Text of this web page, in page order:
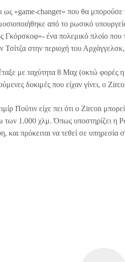
«game-changer» που θα μπορούσε
από το ρωσικό
Γκόρσκοφ»- ένα πολεμικό πλοίο
Τσίτζα στην περιοχή του
με ταχύτητα 8 Μαχ (οκτώ φορές
δοκιμές που είχαν γίνει, ο
Πούτιν είχε πει ότι ο Zircon
των 1.000 χλμ. Όπως υποστηρίζει η
και πρόκειται να τεθεί σε